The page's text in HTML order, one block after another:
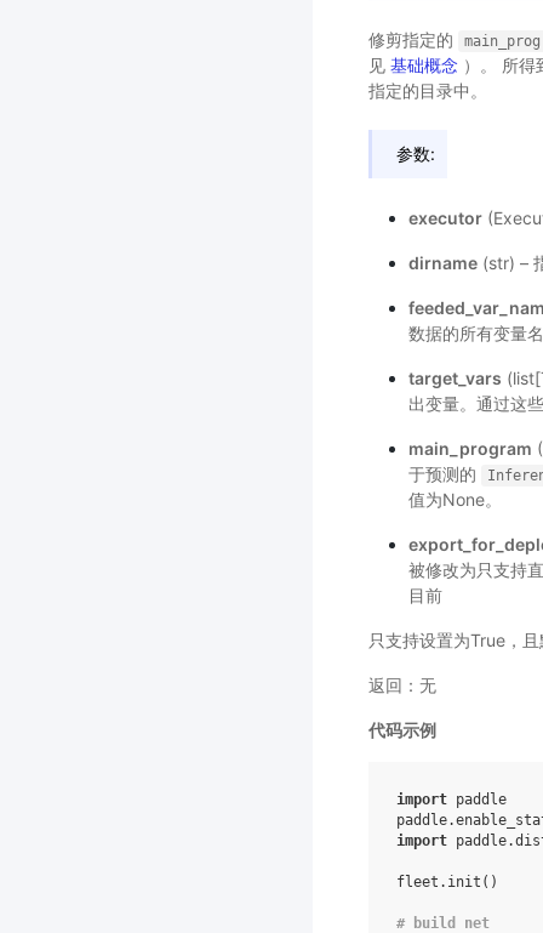
修剪指定的
见 基础概念 ）。 所
指定的目录中。
参数:
executor
dirname(str) –
数据的所有变量
target_vars
出变量。通过这
main_program
于预测的
值为None。
被修改为只支持
目前
只支持设置为True，
返回：无
代码示例
import paddle
import
fleet.init()
# build net